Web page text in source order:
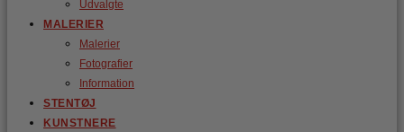
Udvalgte
MALERIER
Malerier
Fotografier
Information
STENTØJ
KUNSTNERE